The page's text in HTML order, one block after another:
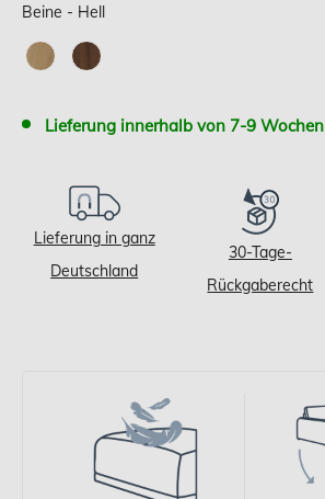
Beine - Hell Beine
Lieferung innerhalb von 7-9 Wochen
Lieferung in ganz
Deutschland
30-Tage-
Rückgaberecht